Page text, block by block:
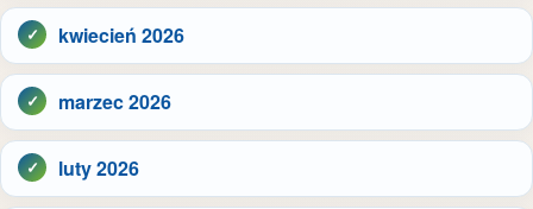
kwiecień 2026
marzec 2026
luty 2026